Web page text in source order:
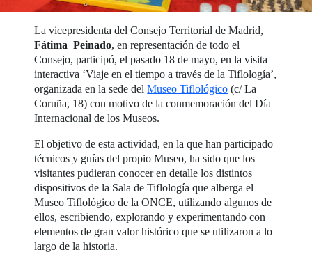
La vicepresidenta del Consejo Territorial de Madrid,
Fátima Peinado, en representación de todo el
Consejo, participó, el pasado 18 de mayo, en la visita
interactiva ‘Viaje en el tiempo a través de la Tiflología’,
organizada en la sede delMuseo Tiflológico (c/ La
Coruña, 18) con motivo de la conmemoración del Día
Internacional de los Museos.
El objetivo de esta actividad, en la que han participado
técnicos y guías del propio Museo, ha sido que los
visitantes pudieran conocer en detalle los distintos
dispositivos de la Sala de Tiflología que alberga el
Museo Tiflológico de la ONCE, utilizando algunos de
ellos, escribiendo, explorando y experimentando con
elementos de gran valor histórico que se utilizaron a lo
largo de la historia.